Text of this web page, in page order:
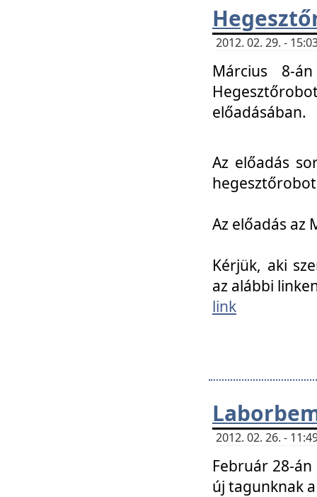
2012. 02. 29. -
Március 8-
előadásában.
Az előadás
Az előadás az
Kérjük, aki
az alábbi
link
2012. 02. 26. -
Február 28-
új tagunknak